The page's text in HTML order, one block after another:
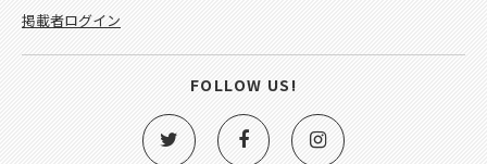
掲載者ログイン
FOLLOW US!